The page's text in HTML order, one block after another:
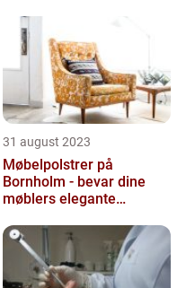
31 august 2023
Møbelpolstrer på
Bornholm - bevar dine
møblers elegante